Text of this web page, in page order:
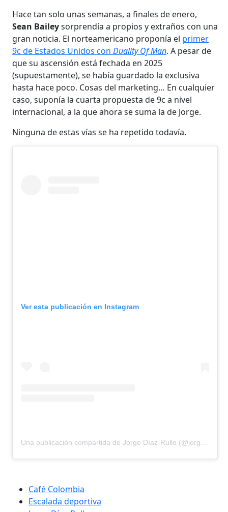
Hace tan solo unas semanas, a finales de enero,
Sean Baileysorprendía a propios y extraños con una
gran noticia. El norteamericano proponía el primer
9c de Estados Unidos con Duality Of Man. A pesar de
que su ascensión está fechada en 2025
(supuestamente), se había guardado la exclusiva
hasta hace poco. Cosas del marketing… En cualquier
caso, suponía la cuarta propuesta de 9c a nivel
internacional, a la que ahora se suma la de Jorge.
Ninguna de estas vías se ha repetido todavía.
Ver esta publicación en Instagram
Una publicación compartida de Jorge Díaz-Rullo (@jorge.diazrullo)
Café Colombia
Escalada deportiva